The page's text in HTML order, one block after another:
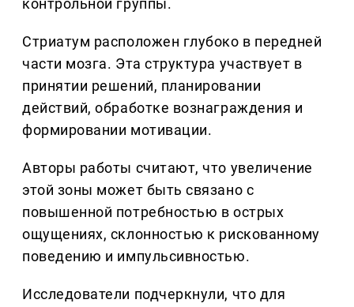
контрольной группы.
Стриатум расположен глубоко в передней
части мозга. Эта структура участвует в
принятии решений, планировании
действий, обработке вознаграждения и
формировании мотивации.
Авторы работы считают, что увеличение
этой зоны может быть связано с
повышенной потребностью в острых
ощущениях, склонностью к рискованному
поведению и импульсивностью.
Исследователи подчеркнули, что для